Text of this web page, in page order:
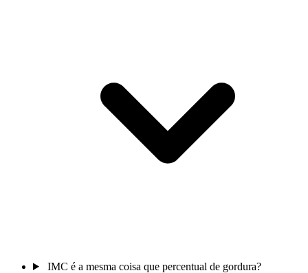
IMC é a mesma coisa que percentual de gordura?